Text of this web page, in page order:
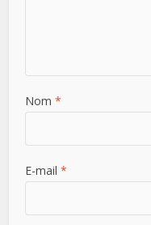
Nom*
E-mail*